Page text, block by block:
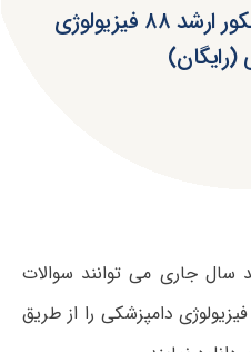
دانلود سوالات و کلید کنکور ارشد ۸۸ فیزیولوژی
(رایگان)
سال جاری می توانند سوالات
کنکور کارشناسی ارشد سال ۸۸ فیزیولوژی دامپزشکی را از طریق